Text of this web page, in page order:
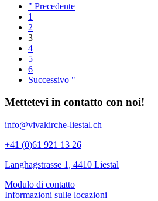
" Precedente
1
2
3
4
5
6
Successivo "
Mettetevi in contatto con noi!
info@vivakirche-liestal.ch
+41 (0)61 921 13 26
Langhagstrasse 1, 4410 Liestal
Modulo di contatto
Informazioni sulle locazioni